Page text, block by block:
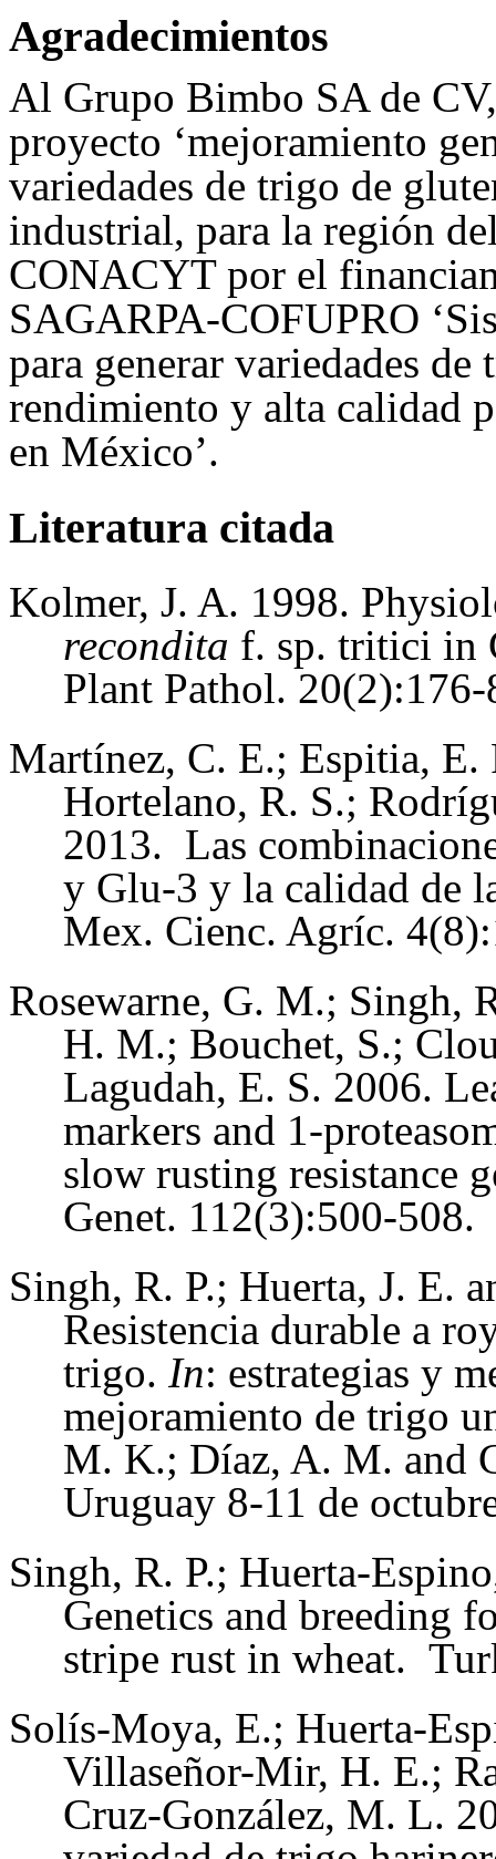
Agradecimientos
Al Grupo Bimbo SA de
proyecto ‘mejoramiento
variedades de trigo de
industrial, para la región
CONACYT por el
SAGARPA-COFUPRO
para generar variedades
rendimiento y alta calidad
en México’.
Literatura citada
Kolmer, J. A. 1998.
recondita f. sp. tritici in
Plant Pathol. 20(2):176-
Martínez, C. E.; Espitia,
Hortelano, R. S.;
2013. Las
y Glu-3 y la calidad de
Mex. Cienc. Agríc.
Rosewarne, G. M.; Singh,
H. M.; Bouchet, S.;
Lagudah, E. S. 2006.
markers and 1-
slow rusting resistance
Genet. 112(3):500-508.
Singh, R. P.; Huerta, J. E.
Resistencia durable a
trigo. In: estrategias y
mejoramiento de trigo
M. K.; Díaz, A. M. and
Uruguay 8-11 de
Singh, R. P.; Huerta-
Genetics and breeding
stripe rust in wheat.
Solís-Moya, E.; Huerta-
Villaseñor-Mir, H. E.;
Cruz-González, M. L.